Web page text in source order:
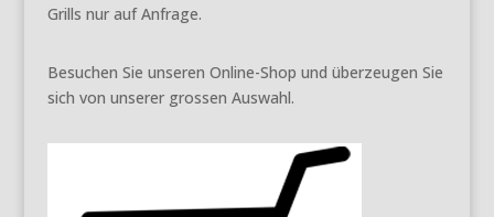
Grills nur auf Anfrage.
Besuchen Sie unseren Online-Shop und überzeugen Sie
sich von unserer grossen Auswahl.